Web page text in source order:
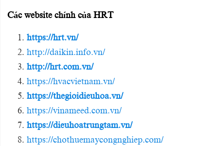
Các website chính của HRT
https://hrt.vn/
http://daikin.info.vn/
http://hrt.com.vn/
https://hvacvietnam.vn/
https://thegioidieuhoa.vn/
https://vinameed.com.vn/
https://dieuhoatrungtam.vn/
https://chothuemaycongnghiep.com/